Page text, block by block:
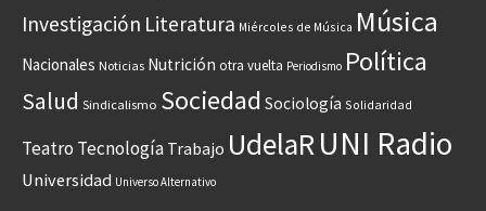
Investigación Literatura Miércoles de Música Música
Nacionales Noticias Nutrición otra vuelta Periodismo Política
Salud Sindicalismo Sociedad Sociología Solidaridad
Teatro Tecnología Trabajo UdelaRUNI Radio
Universidad Universo Alternativo